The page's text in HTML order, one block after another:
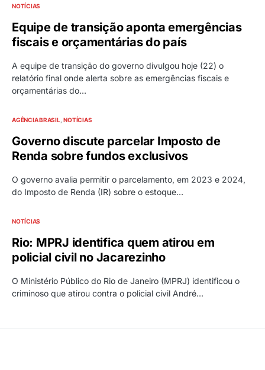
NOTÍCIAS
Equipe de transição aponta emergências
fiscais e orçamentárias do país
A equipe de transição do governo divulgou hoje (22) o
relatório final onde alerta sobre as emergências fiscais e
orçamentárias do…
AGÊNCIA BRASIL NOTÍCIAS
Governo discute parcelar Imposto de
Renda sobre fundos exclusivos
O governo avalia permitir o parcelamento, em 2023 e 2024,
do Imposto de Renda (IR) sobre o estoque…
NOTÍCIAS
Rio: MPRJ identifica quem atirou em
policial civil no Jacarezinho
O Ministério Público do Rio de Janeiro (MPRJ) identificou o
criminoso que atirou contra o policial civil André…